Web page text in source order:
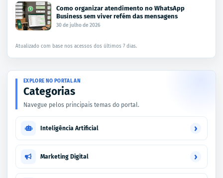
Como organizar atendimento no WhatsApp
Business sem viver refém das mensagens
30 de julho de 2026
Atualizado com base nos acessos dos últimos 7 dias.
EXPLORE NO PORTAL AN
Categorias
Navegue pelos principais temas do portal.
Inteligência Artificial ›
Marketing Digital ›